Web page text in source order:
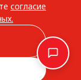
согласие